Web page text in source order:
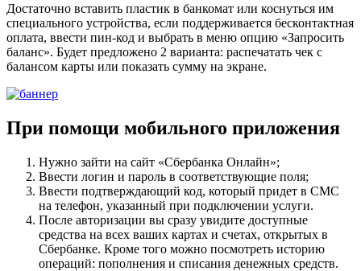
Достаточно вставить пластик в банкомат или коснуться им
специального устройства, если поддерживается бесконтактная
оплата, ввести пин-код и выбрать в меню опцию «Запросить
баланс». Будет предложено 2 варианта: распечатать чек с
балансом карты или показать сумму на экране.
При помощи мобильного приложения
Нужно зайти на сайт «Сбербанка Онлайн»;
Ввести логин и пароль в соответствующие поля;
Ввести подтверждающий код, который придет в СМС
на телефон, указанный при подключении услуги.
После авторизации вы сразу увидите доступные
средства на всех ваших картах и счетах, открытых в
Сбербанке. Кроме того можно посмотреть историю
операций: пополнения и списания денежных средств.